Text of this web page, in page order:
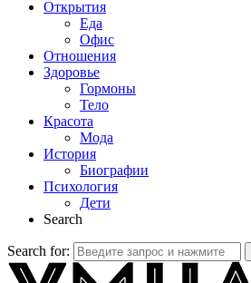
Открытия
Еда
Офис
Отношения
Здоровье
Гормоны
Тело
Красота
Мода
История
Биографии
Психология
Дети
Search
Search for: